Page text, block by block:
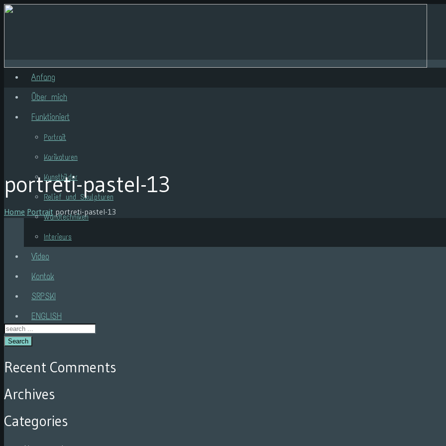
Anfang
Über mich
Funktioniert
Portrait
Karikaturen
Kunstbilder
Relief und Skulpturen
Wandtechniken
Interieurs
Video
Kontak
SRPSKI
ENGLISH
portreti-pastel-13
Home Portrait portreti-pastel-13
Search
Recent Comments
Archives
Categories